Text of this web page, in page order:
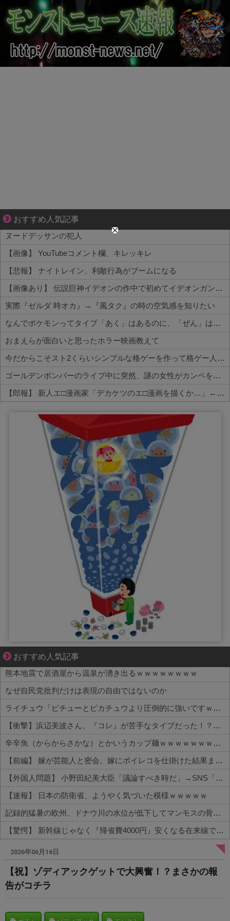
おすすめ人気記事
三十路女子の仕事と恋、その先にあった本音
ヌードデッサンの犯人
【画像】 YouTubeコメント欄、キレッキレ
【悲報】 ナイトレイン、利敵行為がブームになる
【画像あり】 伝説巨神イデオンの作中で初めてイデオンガンを使用しその威力を目にした主人公達の反応がこちら…
実際『ゼルダ 時オカ』→『風タク』の時の空気感を知りたい
なんでポケモンってタイプ「あく」はあるのに、「ぜん」は無いの？
おまえらが面白いと思ったホラー映画教えて
今だからこそスト2くらいシンプルな格ゲーを作って格ゲー人口を増やした方がいいと思う
ゴールデンボンバーのライブ中に突然、謎の女性がカンペを持って、ステージ上に乱入！→演出かと思いきや、とんでもなくガチでやばすぎる大事故に・...
【郎報】 新人エ□漫画家「デカケツのエ□漫画を描くか…」←1000万円稼いでしまう
Powered by livedoor 相互RSS
おすすめ人気記事
夫婦なのに、心が一番遠かった日々
熊本地震で居酒屋から温泉が湧き出るｗｗｗｗｗｗｗｗ
なぜ自民党批判だけは表現の自由ではないのか
ライチュウ「ピチューとピカチュウより圧倒的に強いですｗｗｗｗ」←こいつが不人気な理由
【衝撃】浜辺美波さん、『コレ』が苦手なタイプだった！？←お世話してあげたい弱男が大量沸きしてしまうw w w w w w w w w
辛辛魚（からからさかな）とかいうカップ麺ｗｗｗｗｗｗｗｗｗｗ
【前編】 嫁が芸能人と密会。嫁にボイレコを仕掛けた結果まさかの
【外国人問題】 小野田紀美大臣「議論すべき時だ」→SNS「まだ議論もしてなかったんだ...」→小野田大臣「これが進歩状況です」めちゃくちゃ仕事して...
【速報】 日本の防衛省、ようやく気づいた模様ｗｗｗｗｗ
記録的猛暑の欧州、ドナウ川の水位が低下してマンモスの骨や沈没したドイツ軍の戦艦が出現
【驚愕】 新幹線じゃなく『帰省費4000円』安くなる在来線で帰省した結果ｗｗｗｗｗ
Powered by livedoor 相互RSS
2026年06月16日
【祝】ゾディアックゲットで大興奮！？まさかの報
告がコチラ